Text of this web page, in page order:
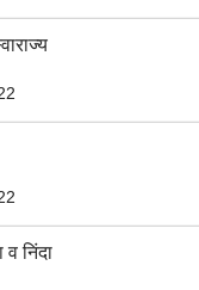
व निंदा